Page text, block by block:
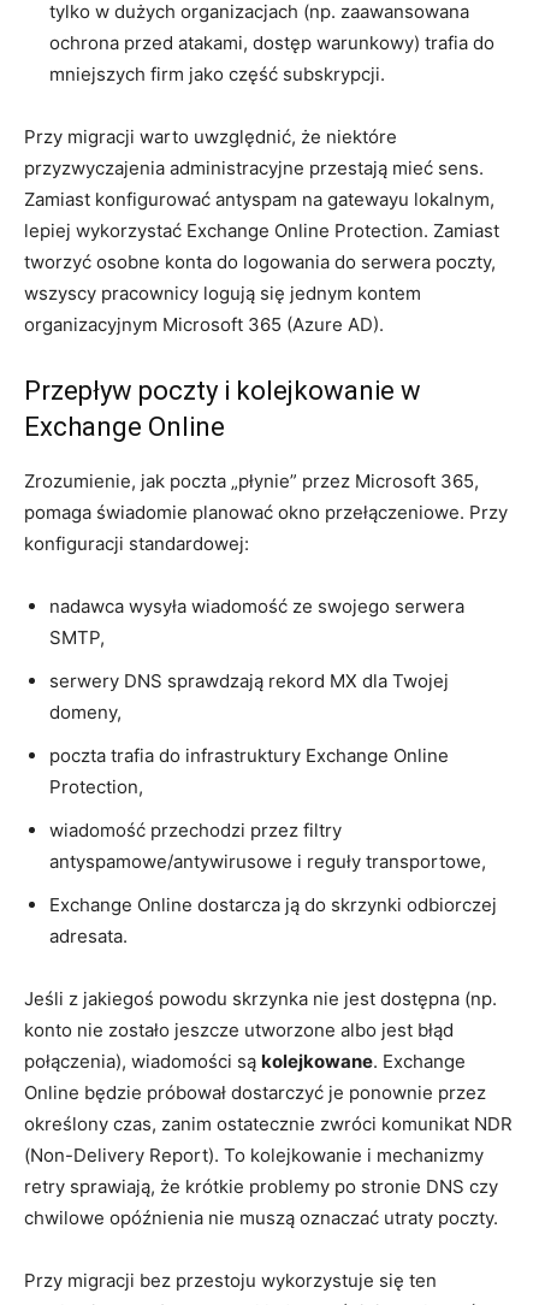
tylko w dużych organizacjach (np. zaawansowana
ochrona przed atakami, dostęp warunkowy) trafia do
mniejszych firm jako część subskrypcji.
Przy migracji warto uwzględnić, że niektóre
przyzwyczajenia administracyjne przestają mieć sens.
Zamiast konfigurować antyspam na gatewayu lokalnym,
lepiej wykorzystać Exchange Online Protection. Zamiast
tworzyć osobne konta do logowania do serwera poczty,
wszyscy pracownicy logują się jednym kontem
organizacyjnym Microsoft 365 (Azure AD).
Przepływ poczty i kolejkowanie w
Exchange Online
Zrozumienie, jak poczta „płynie” przez Microsoft 365,
pomaga świadomie planować okno przełączeniowe. Przy
konfiguracji standardowej:
nadawca wysyła wiadomość ze swojego serwera
SMTP,
serwery DNS sprawdzają rekord MX dla Twojej
domeny,
poczta trafia do infrastruktury Exchange Online
Protection,
wiadomość przechodzi przez filtry
antyspamowe/antywirusowe i reguły transportowe,
Exchange Online dostarcza ją do skrzynki odbiorczej
adresata.
Jeśli z jakiegoś powodu skrzynka nie jest dostępna (np.
konto nie zostało jeszcze utworzone albo jest błąd
połączenia), wiadomości są kolejkowane. Exchange
Online będzie próbował dostarczyć je ponownie przez
określony czas, zanim ostatecznie zwróci komunikat NDR
(Non-Delivery Report). To kolejkowanie i mechanizmy
retry sprawiają, że krótkie problemy po stronie DNS czy
chwilowe opóźnienia nie muszą oznaczać utraty poczty.
Przy migracji bez przestoju wykorzystuje się ten